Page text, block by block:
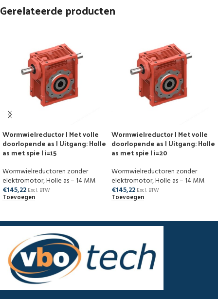
Gerelateerde producten
Wormwielreductor | Met volle
doorlopende as | Uitgang: Holle
as met spie | i=15
Wormwielreductoren zonder
elektromotor,Holle as – 14 MM
€145,22 Excl. BTW
Toevoegen
Wormwielreductor | Met volle
doorlopende as | Uitgang: Holle
as met spie | i=20
Wormwielreductoren zonder
elektromotor,Holle as – 14 MM
€145,22 Excl. BTW
Toevoegen